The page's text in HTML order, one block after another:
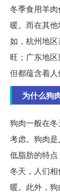
冬季食用羊
暖。而在其
如，杭州地
旺；广东地
但都蕴含着人
为什么狗
狗肉一般在
考虑。狗肉
低脂肪的特
冬天，人们
暖。此外，